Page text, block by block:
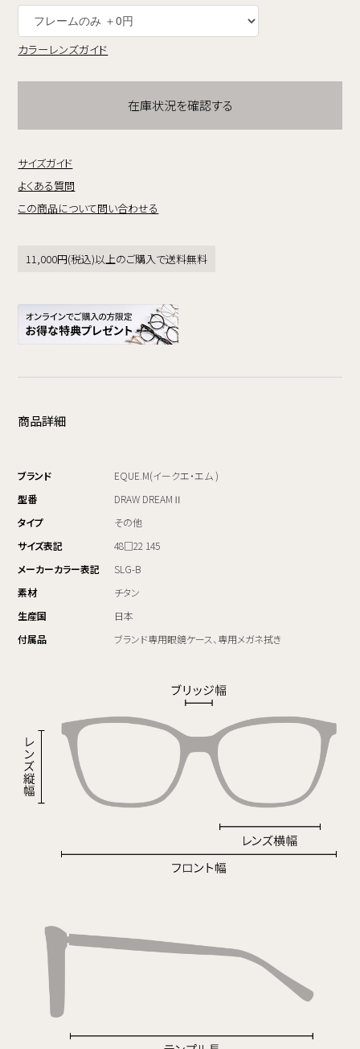
カラーレンズガイド
在庫状況を確認する
サイズガイド
よくある質問
この商品について問い合わせる
11,000円(税込)以上のご購入で送料無料
商品詳細
ブランド
EQUE.M(イークエ・エム )
型番
DRAW DREAMⅡ
タイプ
その他
サイズ表記
48□22 145
メーカーカラー表記
SLG-B
素材
チタン
生産国
日本
付属品
ブランド専用眼鏡ケース、専用メガネ拭き